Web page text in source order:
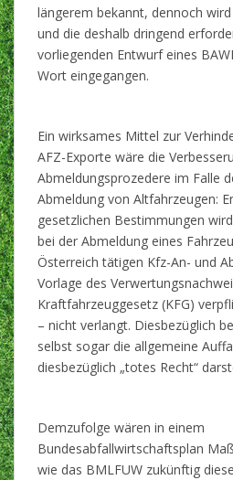
längerem bekannt, dennoch
und die deshalb dringend
vorliegenden Entwurf eines
Wort eingegangen.
Ein wirksames Mittel zur
AFZ-Exporte wäre die
Abmeldungsprozedere im Falle
Abmeldung von Altfahrzeugen:
gesetzlichen Bestimmungen
bei der Abmeldung eines
Österreich tätigen Kfz-An- und
Vorlage des
Kraftfahrzeuggesetz (KFG)
– nicht verlangt. Diesbezüglich
selbst sogar die allgemeine
diesbezüglich „totes Recht“
Demzufolge wären in einem
Bundesabfallwirtschaftsplan
wie das BMLFUW zukünftig